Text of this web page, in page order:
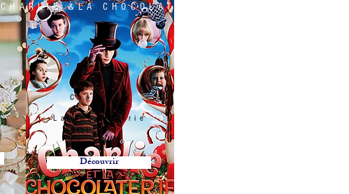
CHARLIE &LA CHOCOLATRIE
Charlie &
La chocolatrie
Découvrir